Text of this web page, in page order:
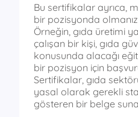
Bu sertifikalar ayrıca,
bir pozisyonda
Örneğin, gıda üretimi
çalışan bir kişi, gıda
konusunda alacağı
bir pozisyon için
Sertifikalar, gıda
yasal olarak gerekli
gösteren bir belge